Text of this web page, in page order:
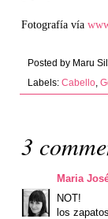
Fotografía vía
Posted by Maru
Labels: Cabello
3
Maria
NOT!
los